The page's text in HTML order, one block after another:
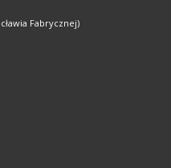
Fabrycznej)